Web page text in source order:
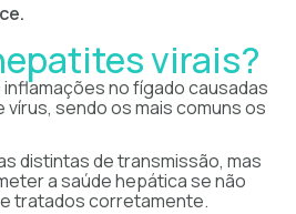
virais?
no fígado causadas
sendo os mais comuns os
distintas de transmissão, mas
a saúde hepática se não
tratados corretamente.